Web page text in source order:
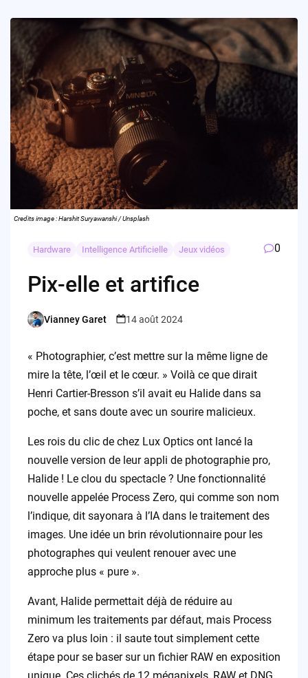
Credits image : Harshit Suryawanshi / Unsplash
Hardware Intelligence Artificielle Jeux vidéos 0
Pix-elle et artifice
Posted
Vianney Garet 14 août 2024
« Photographier, c’est mettre sur la même ligne de
mire la tête, l’œil et le cœur. » Voilà ce que dirait
Henri Cartier-Bresson s’il avait eu Halide dans sa
poche, et sans doute avec un sourire malicieux.
Les rois du clic de chez Lux Optics ont lancé la
nouvelle version de leur appli de photographie pro,
Halide ! Le clou du spectacle ? Une fonctionnalité
nouvelle appelée Process Zero, qui comme son nom
l’indique, dit sayonara à l’IA dans le traitement des
images. Une idée un brin révolutionnaire pour les
photographes qui veulent renouer avec une
approche plus « pure ».
Avant, Halide permettait déjà de réduire au
minimum les traitements par défaut, mais Process
Zero va plus loin : il saute tout simplement cette
étape pour se baser sur un fichier RAW en exposition